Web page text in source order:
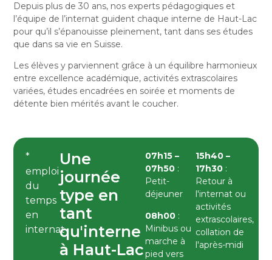
Depuis plus de 30 ans, nos experts pédagogiques et
l’équipe de l’internat guident chaque interne de Haut-Lac
pour qu’il s’épanouisse pleinement, tant dans ses études
que dans sa vie en Suisse.
Les élèves y parviennent grâce à un équilibre harmonieux
entre excellence académique, activités extrascolaires
variées, études encadrées en soirée et moments de
détente bien mérités avant le coucher.
*
emploi
du
temps
en
internat
Une
journée
type en
tant
qu'interne
à Haut-Lac
07h15 –
07h50:
Petit-
déjeuner
08h00:
Minibus ou
marche à
pied vers
15h40 –
17h30 :
Retour à
l'internat ou
activités
extrascolaires,
collation de
l'après-midi